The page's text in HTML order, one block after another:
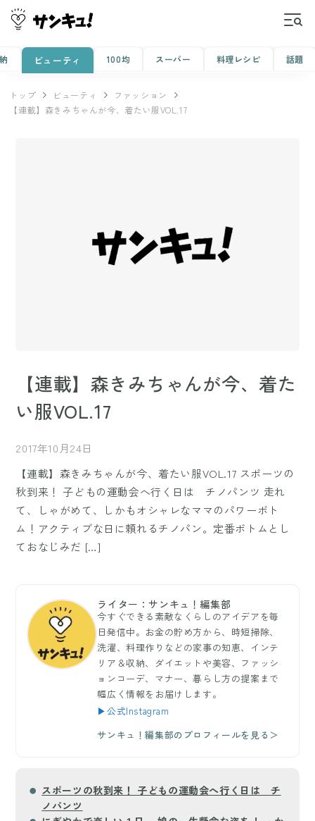
ビューティ 100均 スーパー 料理レシピ 話題
トップ ビューティ
ファッション
【連載】森きみちゃんが今、着たい服VOL.17
【連載】森きみちゃんが今、着た
い服VOL.17
2017年10月24日
【連載】森きみちゃんが今、着たい服VOL.17 スポーツの
秋到来！ 子どもの運動会へ行く日は チノパンツ 走れ
て、しゃがめて、しかもオシャレなママのパワーボト
ム！アクティブな日に頼れるチノパン。定番ボトムとし
ておなじみだ […]
ライター：サンキュ！編集部
今すぐできる素敵なくらしのアイデアを毎
日発信中。お金の貯め方から、時短掃除、
洗濯、料理作りなどの家事の知恵、インテ
リア＆収納、ダイエットや美容、ファッシ
ョンコーデ、マナー、暮らし方の提案まで
幅広く情報をお届けします。
▶公式Instagram
サンキュ！編集部のプロフィールを見る＞
スポーツの秋到来！ 子どもの運動会へ行く日は チ
ノパンツ